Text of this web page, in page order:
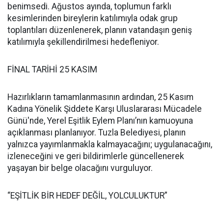
benimsedi. Ağustos ayında, toplumun farklı
kesimlerinden bireylerin katılımıyla odak grup
toplantıları düzenlenerek, planın vatandaşın geniş
katılımıyla şekillendirilmesi hedefleniyor.
FİNAL TARİHİ 25 KASIM
Hazırlıkların tamamlanmasının ardından, 25 Kasım
Kadına Yönelik Şiddete Karşı Uluslararası Mücadele
Günü'nde, Yerel Eşitlik Eylem Planı’nın kamuoyuna
açıklanması planlanıyor. Tuzla Belediyesi, planın
yalnızca yayımlanmakla kalmayacağını; uygulanacağını,
izleneceğini ve geri bildirimlerle güncellenerek
yaşayan bir belge olacağını vurguluyor.
“EŞİTLİK BİR HEDEF DEĞİL, YOLCULUKTUR”